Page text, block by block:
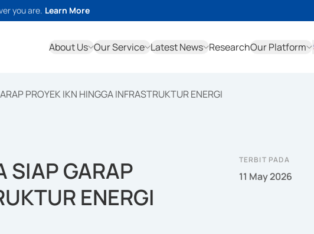
you are. Learn More
About Us Our Service Latest News ResearchOur Platform
PROYEK IKN HINGGA INFRASTRUKTUR ENERGI
SIAP GARAP
ENERGI
TERBIT PADA
11 May 2026